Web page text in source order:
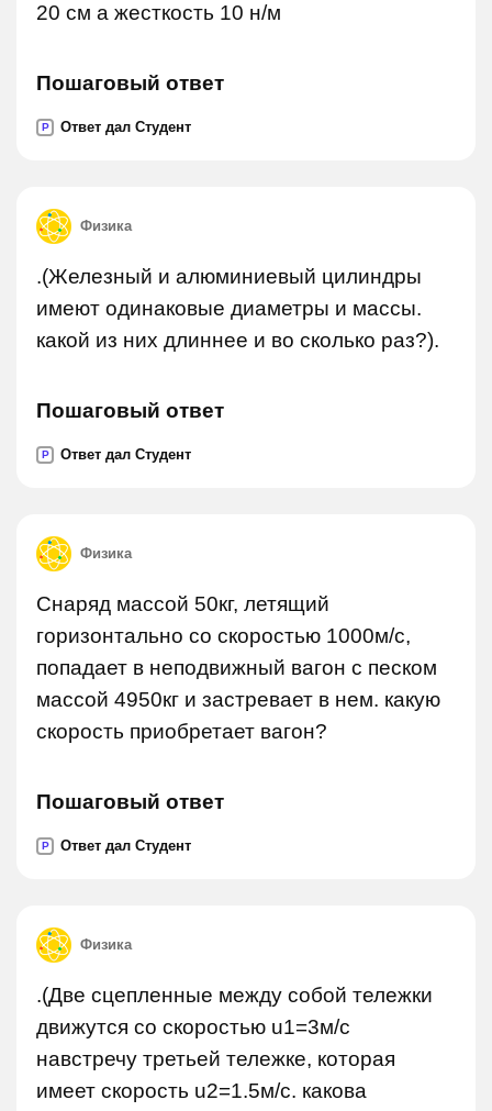
20 см а жесткость 10 н/м
Пошаговый ответ
P Ответ дал Студент
Физика
.(Железный и алюминиевый цилиндры
имеют одинаковые диаметры и массы.
какой из них длиннее и во сколько раз?).
Пошаговый ответ
P Ответ дал Студент
Физика
Снаряд массой 50кг, летящий
горизонтально со скоростью 1000м/с,
попадает в неподвижный вагон с песком
массой 4950кг и застревает в нем. какую
скорость приобретает вагон?
Пошаговый ответ
P Ответ дал Студент
Физика
.(Две сцепленные между собой тележки
движутся со скоростью u1=3м/с
навстречу третьей тележке, которая
имеет скорость u2=1.5м/с. какова